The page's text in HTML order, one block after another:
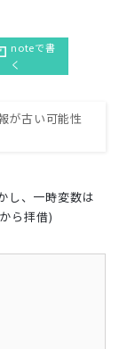
noteで書
く
が古い可能性
し、一時変数は
ら拝借)